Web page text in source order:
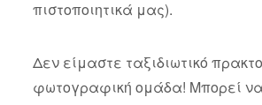
πιστοποιητικά μας).
Δεν είμαστε ταξιδιωτικό
φωτογραφική ομάδα! Μπορεί